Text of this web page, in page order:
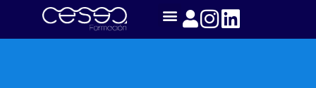
content